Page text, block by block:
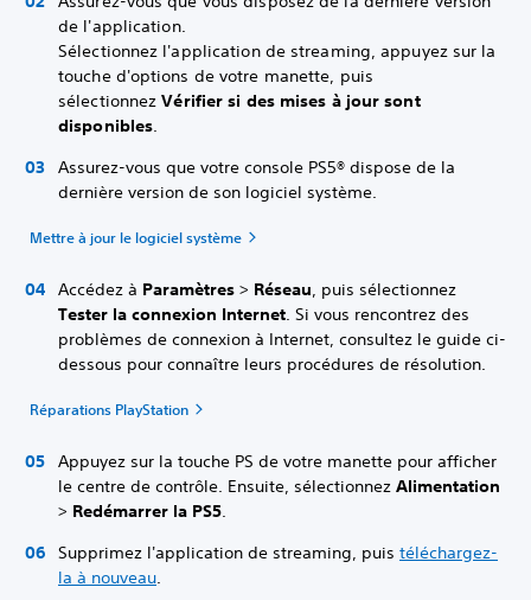
de l'application.
Sélectionnez l'application de streaming, appuyez sur la
touche d'options de votre manette, puis
sélectionnezVérifier si des mises à jour sont
disponibles.
Assurez-vous que votre console PS5® dispose de la
dernière version de son logiciel système.
Mettre à jour le logiciel système
Accédez à Paramètres > Réseau, puis sélectionnez
Tester la connexion Internet. Si vous rencontrez des
problèmes de connexion à Internet, consultez le guide ci-
dessous pour connaître leurs procédures de résolution.
Réparations PlayStation
Appuyez sur la touche PS de votre manette pour afficher
le centre de contrôle. Ensuite, sélectionnez Alimentation
> Redémarrer la PS5.
Supprimez l'application de streaming, puis téléchargez-
la à nouveau.